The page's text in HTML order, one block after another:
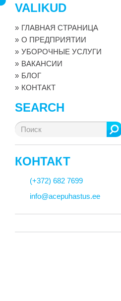
VALIKUD
ГЛАВНАЯ СТРАНИЦА
О ПРЕДПРИЯТИИ
УБОРОЧНЫЕ УСЛУГИ
ВАКАНСИИ
БЛОГ
КОНТАКТ
SEARCH
Search
КОНТАКТ
(+372) 682 7699
info@acepuhastus.ee